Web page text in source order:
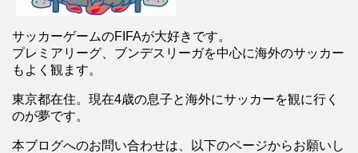
サッカーゲームのFIFAが大好きです。
プレミアリーグ、ブンデスリーガを中心に海外のサッカー
もよく観ます。
東京都在住。現在4歳の息子と海外にサッカーを観に行く
のが夢です。
本ブログへのお問い合わせは、以下のページからお願いし